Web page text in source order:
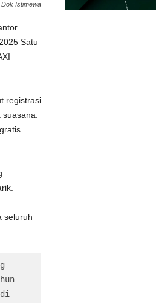
Istimewa
Satu
registrasi
seluruh